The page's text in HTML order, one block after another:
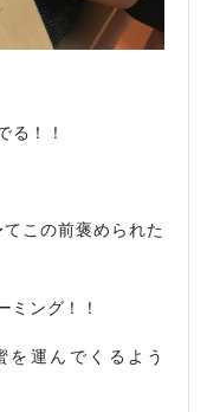
る！！
この前褒められた
ミング！！
運んでくるよう